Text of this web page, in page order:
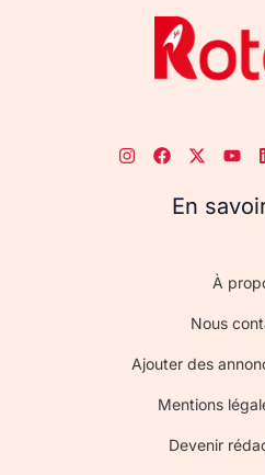
En
À
Nous
Ajouter des
Mentions
Devenir